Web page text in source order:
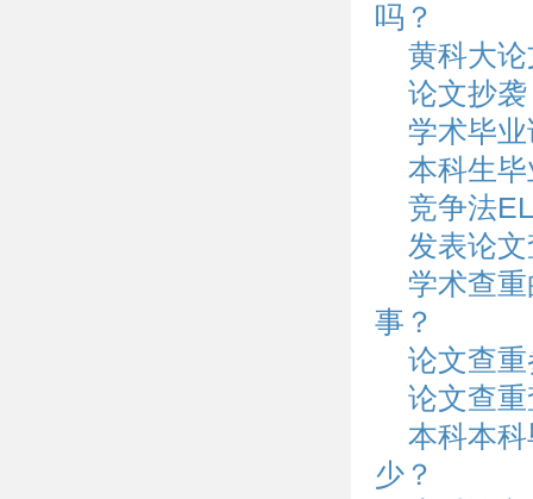
吗？
黄科大
论文抄
学术毕
本科生
竞争法
发表论
学术查
事？
论文查
论文查
本科本
少？